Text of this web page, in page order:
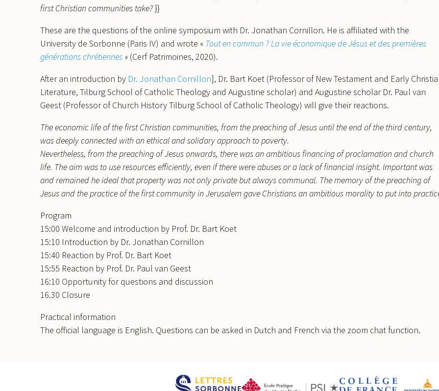
first Christian communities take?}}
These are the questions of the online symposium with Dr. Jonathan Cornillon. He is affiliated with the
University de Sorbonne (Paris IV) and wrote « Tout en commun ? La vie économique de Jésus et des premières
générations chrétiennes » (Cerf Patrimoines, 2020).
After an introduction by Dr. Jonathan Cornillon], Dr. Bart Koet (Professor of New Testament and Early
Literature, Tilburg School of Catholic Theology and Augustine scholar) and Augustine scholar Dr. Paul van
Geest (Professor of Church History Tilburg School of Catholic Theology) will give their reactions.
The economic life of the first Christian communities, from the preaching of Jesus until the end of the third century,
was deeply connected with an ethical and solidary approach to poverty.
Nevertheless, from the preaching of Jesus onwards, there was an ambitious financing of proclamation and church
life. The aim was to use resources efficiently, even if there were abuses or a lack of financial insight. Important was
and remained he ideal that property was not only private but always communal. The memory of the preaching of
Jesus and the practice of the first community in Jerusalem gave Christians an ambitious morality to put into
Program
15:00 Welcome and introduction by Prof. Dr. Bart Koet
15:10 Introduction by Dr. Jonathan Cornillon
15:40 Reaction by Prof. Dr. Bart Koet
15:55 Reaction by Prof. Dr. Paul van Geest
16:10 Opportunity for questions and discussion
16.30 Closure
Practical information
The official language is English. Questions can be asked in Dutch and French via the zoom chat function.